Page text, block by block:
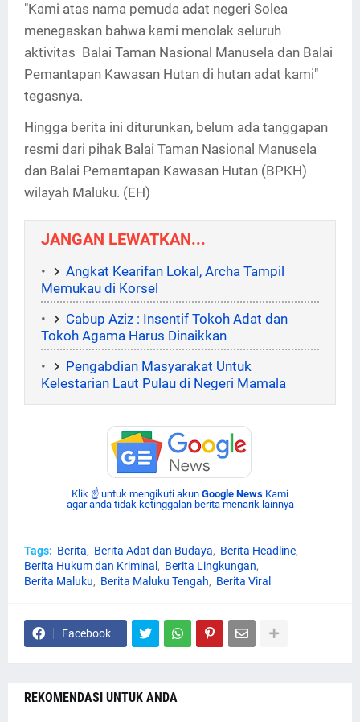
"Kami atas nama pemuda adat negeri Solea
menegaskan bahwa kami menolak seluruh
aktivitas Balai Taman Nasional Manusela dan Balai
Pemantapan Kawasan Hutan di hutan adat kami"
tegasnya.
Hingga berita ini diturunkan, belum ada tanggapan
resmi dari pihak Balai Taman Nasional Manusela
dan Balai Pemantapan Kawasan Hutan (BPKH)
wilayah Maluku. (EH)
JANGAN LEWATKAN...
Angkat Kearifan Lokal, Archa Tampil
Memukau di Korsel
Cabup Aziz : Insentif Tokoh Adat dan
Tokoh Agama Harus Dinaikkan
Pengabdian Masyarakat Untuk
Kelestarian Laut Pulau di Negeri Mamala
Klik ☝ untuk mengikuti akun Google News Kami
agar anda tidak ketinggalan berita menarik lainnya
Tags: Berita Berita Adat dan Budaya
Berita Headline
Berita Hukum dan Kriminal
Berita Lingkungan
Berita Maluku
Berita Maluku Tengah Berita Viral
Facebook
REKOMENDASI UNTUK ANDA